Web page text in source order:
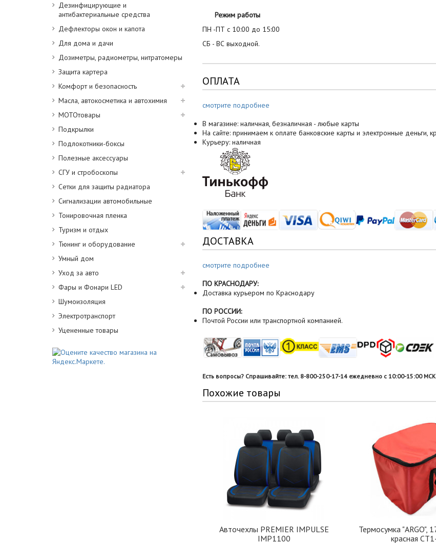
Дезинфицирующие и
антибактериальные средства
Дефлекторы окон и капота
Для дома и дачи
Дозиметры, радиометры, нитратомеры
Защита картера
Комфорт и безопасность
Масла, автокосметика и автохимия
МОТОтовары
Подкрылки
Подлокотники-боксы
Полезные аксессуары
СГУ и стробоскопы
Сетки для защиты радиатора
Сигнализации автомобильные
Тонировочная пленка
Туризм и отдых
Тюнинг и оборудование
Умный дом
Уход за авто
Фары и Фонари LED
Шумоизоляция
Электротранспорт
Уцененные товары
Режим работы
ПН -ПТ с 10:00 до 15:00
СБ - ВС выходной.
ОПЛАТА
смотрите подробнее
В магазине: наличная, безналичная - любые карты
На сайте: принимаем к оплате банковские карты и электронные деньги,
Курьеру: наличная
ДОСТАВКА
смотрите подробнее
ПО КРАСНОДАРУ:
Доставка курьером по Краснодару
ПО РОССИИ:
Почтой России или транспортной компанией.
Есть вопросы? Спрашивайте: тел. 8-800-250-17-14 ежедневно с 10:00-15:00
Похожие товары
Авточехлы PREMIER IMPULSE
IMP1100
Термосумка "ARGO",
красная